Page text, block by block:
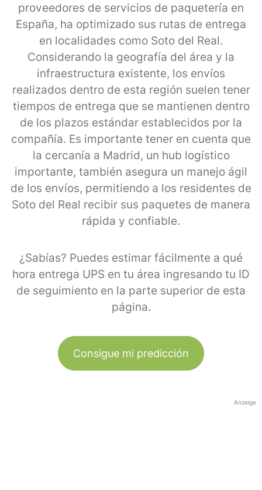
proveedores de servicios de paquetería en
España, ha optimizado sus rutas de entrega
en localidades como Soto del Real.
Considerando la geografía del área y la
infraestructura existente, los envíos
realizados dentro de esta región suelen tener
tiempos de entrega que se mantienen dentro
de los plazos estándar establecidos por la
compañía. Es importante tener en cuenta que
la cercanía a Madrid, un hub logístico
importante, también asegura un manejo ágil
de los envíos, permitiendo a los residentes de
Soto del Real recibir sus paquetes de manera
rápida y confiable.
¿Sabías? Puedes estimar fácilmente a qué
hora entrega UPS en tu área ingresando tu ID
de seguimiento en la parte superior de esta
página.
Consigue mi predicción
Anzeige